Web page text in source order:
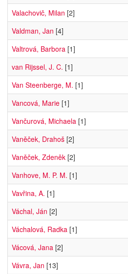
Valachovič, Milan [2]
Valdman, Jan [4]
Valtrová, Barbora [1]
van Rijssel, J. C. [1]
Van Steenberge, M. [1]
Vancová, Marie [1]
Vančurová, Michaela [1]
Vaněček, Drahoš [2]
Vaněček, Zdeněk [2]
Vanhove, M. P. M. [1]
Vavřina, A. [1]
Váchal, Ján [2]
Váchalová, Radka [1]
Vácová, Jana [2]
Vávra, Jan [13]